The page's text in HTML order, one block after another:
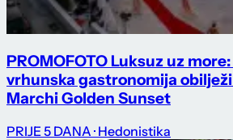
PROMOFOTO Luksuz uz
vrhunska gastronomija
Marchi Golden Sunset
PRIJE 5 DANA · Hedonistika